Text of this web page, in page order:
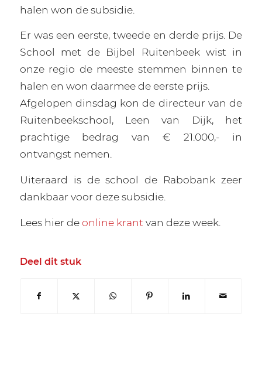
halen won de subsidie.
Er was een eerste, tweede en derde prijs. De
School met de Bijbel Ruitenbeek wist in
onze regio de meeste stemmen binnen te
halen en won daarmee de eerste prijs.
Afgelopen dinsdag kon de directeur van de
Ruitenbeekschool, Leen van Dijk, het
prachtige bedrag van € 21.000,- in
ontvangst nemen.
Uiteraard is de school de Rabobank zeer
dankbaar voor deze subsidie.
Lees hier deonline krant van deze week.
Deel dit stuk